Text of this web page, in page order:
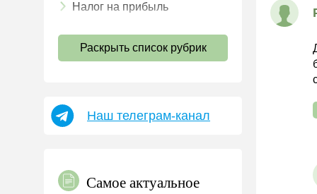
Налог на прибыль
Страховые взносы 2026
УСН
Земельный налог
Раскрыть список рубрик
Наш телеграм-канал
Самое актуальное